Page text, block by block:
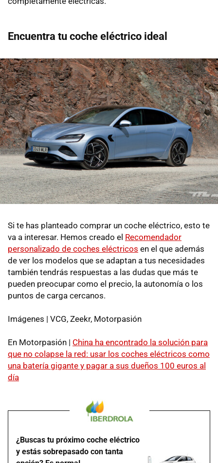
Encuentra tu coche eléctrico ideal
Si te has planteado comprar un coche eléctrico, esto te
va a interesar. Hemos creado el Recomendador
personalizado de coches eléctricos en el que además
de ver los modelos que se adaptan a tus necesidades
también tendrás respuestas a las dudas que más te
pueden preocupar como el precio, la autonomía o los
puntos de carga cercanos.
Imágenes | VCG, Zeekr, Motorpasión
En Motorpasión | China ha encontrado la solución para
que no colapse la red: usar los coches eléctricos como
una batería gigante y pagar a sus dueños 100 euros al
día
¿Buscas tu próximo coche eléctrico
y estás sobrepasado con tanta